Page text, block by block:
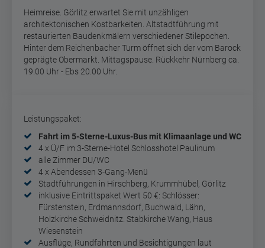
Heimreise. Görlitz erwartet Sie mit unzähligen
architektonischen Kostbarkeiten. Altstadtführung mit
restaurierten Baudenkmälern verschiedener Stilepochen.
Hinter dem Reichenbacher Turm öffnet sich der vom Barock
geprägte Obermarkt. Mittagspause. Rückkehr Nürnberg ca.
19.00 Uhr - Ebs 20.00 Uhr.
Leistungspaket:
Fahrt im 5-Sterne-Luxus-Bus mit Klimaanlage und WC
4 x Ü/F im 3-Sterne-Hotel Schlosshotel Paulinum
alle Zimmer DU/WC
4 x Abendessen 3-Gang-Menü
Stadtführungen in Hirschberg, Krummhübel, Görlitz
inklusive Eintrittspaket Wert 50 €: Schlösser:
Fürstenstein, Erdmannsdorf, Buchwald, Lähn,
Holzkirche Schweidnitz. Stabkirche Wang, Haus
Wiesenstein
Ausflüge, Rundfahrten und Besichtigungen laut